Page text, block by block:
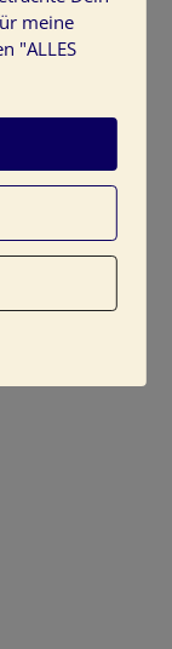
ich
Mit Farben
die zu einer
meine
"ALLES